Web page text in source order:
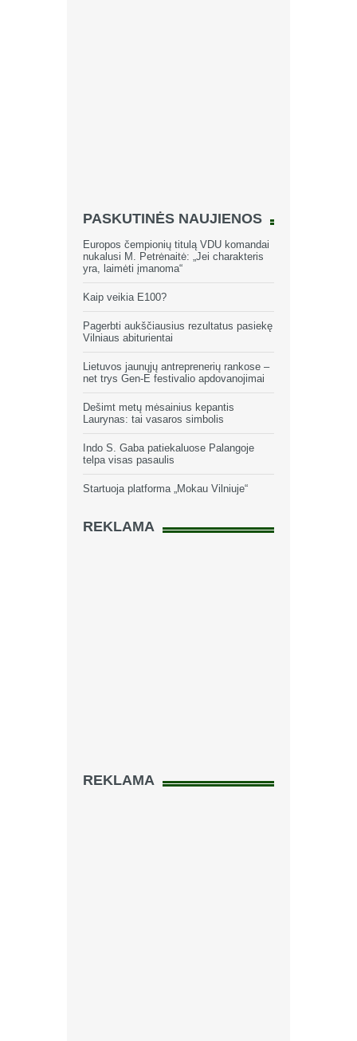
PASKUTINĖS NAUJIENOS
Europos čempionių titulą VDU komandai
nukalusi M. Petrėnaitė: „Jei charakteris
yra, laimėti įmanoma“
Kaip veikia E100?
Pagerbti aukščiausius rezultatus pasiekę
Vilniaus abiturientai
Lietuvos jaunųjų antreprenerių rankose –
net trys Gen-E festivalio apdovanojimai
Dešimt metų mėsainius kepantis
Laurynas: tai vasaros simbolis
Indo S. Gaba patiekaluose Palangoje
telpa visas pasaulis
Startuoja platforma „Mokau Vilniuje“
REKLAMA
REKLAMA